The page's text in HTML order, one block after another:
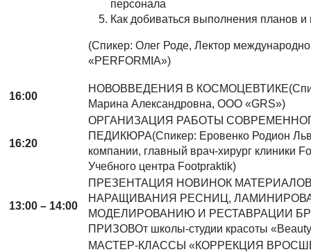
персонала
Как добиваться выполнения планов и
(Спикер: Олег Роде, Лектор
«PERFORMIA»)
16:00
НОВОВВЕДЕНИЯ В
Марина Александровна, ООО «GRS»)
16:20
ОРГАНИЗАЦИЯ РАБОТЫ
ПЕДИКЮРА(Спикер: Еровенко Родион
компании, главный врач-хирург клиники
Учебного центра Footpraktik)
13:00 – 14:00
ПРЕЗЕНТАЦИЯ НОВИНОК
НАРАЩИВАНИЯ РЕСНИЦ,
МОДЕЛИРОВАНИЮ И РЕСТАВРАЦИИ
ПРИЗОВОт школы-студии красоты
МАСТЕР-КЛАССЫ «КОРРЕКЦИЯ